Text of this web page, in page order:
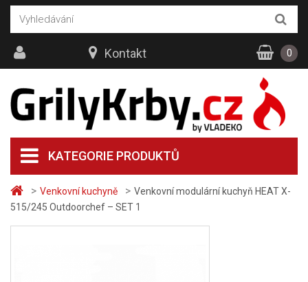
> Venkovní kuchyně > Venkovní modulární kuchyň HEAT X-
515/245 Outdoorchef – SET 1
KATEGORIE PRODUKTŮ
Kontakt 0